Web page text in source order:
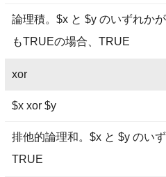
論理積。$x と $y のいずれか
もTRUEの場合、TRUE
xor
$x xor $y
排他的論理和。$x と $y のい
TRUE